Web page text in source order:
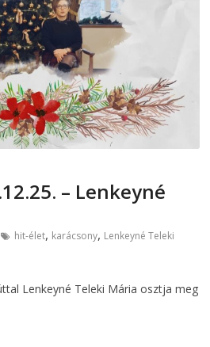
– Lenkeyné
hit-élet, karácsony, Lenkeyné Teleki
Lenkeyné Teleki Mária osztja meg